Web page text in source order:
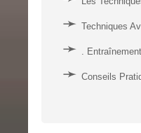
Techniques
.
Conseils